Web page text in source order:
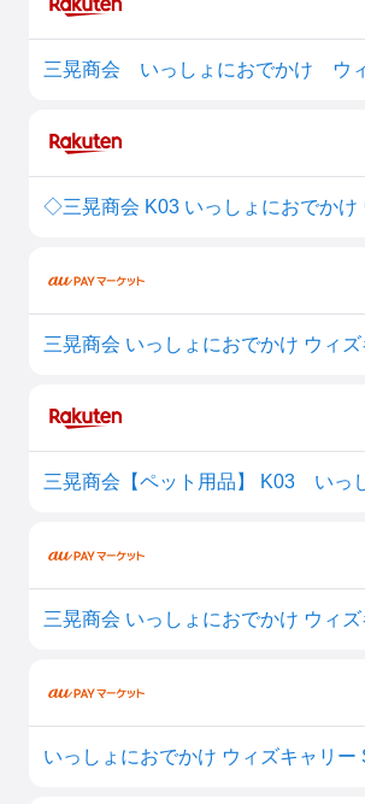
三晃商会 いっしょにおでかけ
三晃商会 いっしょにおでかけ ウィ
三晃商会 いっしょにおでかけ ウィ
いっしょにおでかけ ウィズキャリ